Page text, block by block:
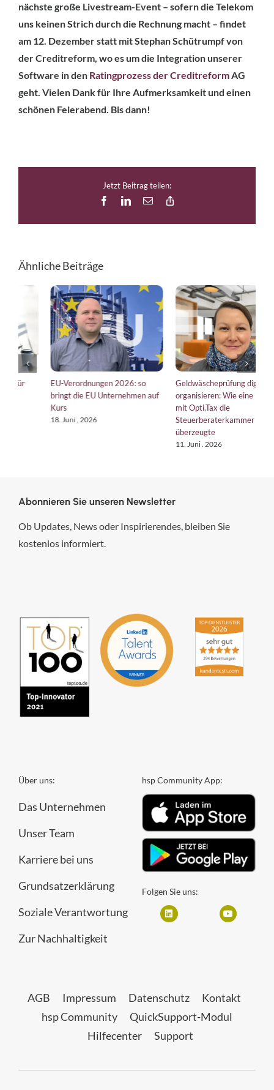
nächste große Livestream-Event – sofern die Telekom
uns keinen Strich durch die Rechnung macht – findet
am 12. Dezember statt mit Stephan Schütrumpf von
der Creditreform, wo es um die Integration unserer
Software in den Ratingprozess der CreditreformAG
geht. Vielen Dank für Ihre Aufmerksamkeit und einen
schönen Feierabend. Bis dann!
Jetzt Beitrag teilen:
FacebookLinkedIn
E-
Ähnliche Beiträge
Geldwäscheprüfung digital
organisieren: Wie eine Kanzlei
mit Opti.Tax die
Steuerberaterkammer
Tax CMS wertlos? Wieso der
Weg wichtiger ist als das Ziel
22. Juli , 2026
Ob Updates, News oder Inspirierendes, bleiben Sie
Das Unternehmen
Unser Team
Karriere bei uns
Grundsatzerklärung
Soziale Verantwortung
Zur Nachhaltigkeit
AGB Impressum Datenschutz
Kontakt
hsp Community
QuickSupport-Modul
Hilfecenter
Support